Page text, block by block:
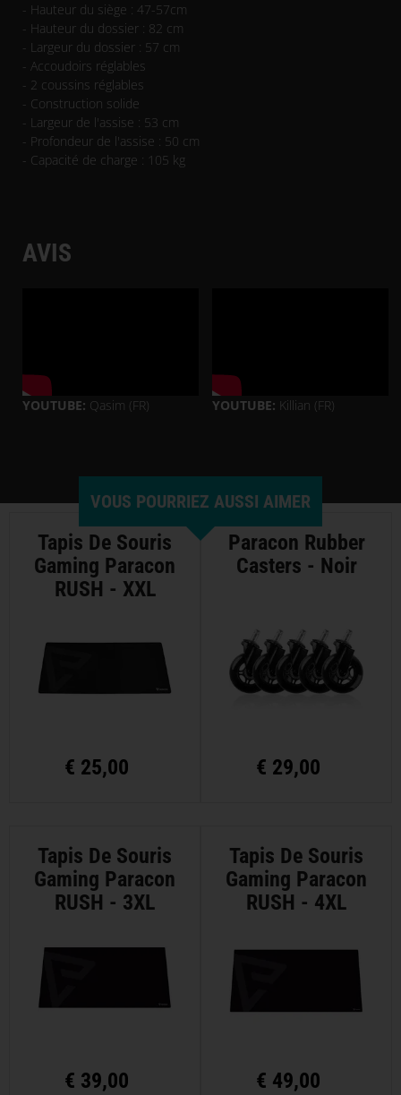
- Hauteur du siège : 47-57cm
- Hauteur du dossier : 82 cm
- Largeur du dossier : 57 cm
- Accoudoirs réglables
- 2 coussins réglables
- Construction solide
- Largeur de l'assise : 53 cm
- Profondeur de l'assise : 50 cm
- Capacité de charge : 105 kg
AVIS
YOUTUBE: Qasim (FR) YOUTUBE: Killian (FR)
VOUS POURRIEZ AUSSI AIMER
Tapis De Souris
Gaming Paracon
RUSH - XXL
€ 25,00
Paracon Rubber
Casters - Noir
€ 29,00
Tapis De Souris
Gaming Paracon
RUSH - 3XL
€ 39,00
Tapis De Souris
Gaming Paracon
RUSH - 4XL
€ 49,00